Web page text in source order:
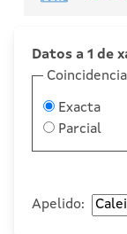
Datos a 1 de
Coincidencia
Exacta
Parcial
Apelido: